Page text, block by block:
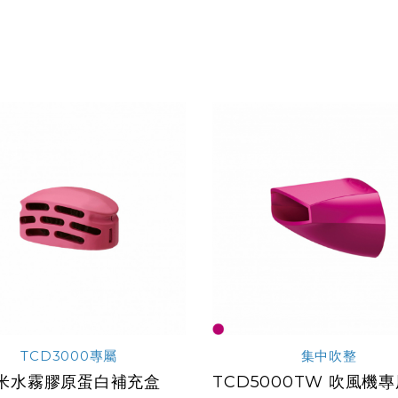
TCD3000專屬
水霧膠原蛋白補充盒
集中吹整
TCD5000TW 吹風機專